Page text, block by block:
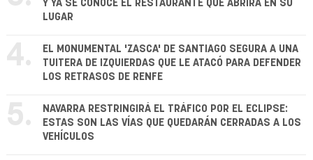
Y YA SE CONOCE EL RESTAURANTE QUE ABRIRÁ EN SU
LUGAR
4.
EL MONUMENTAL 'ZASCA' DE SANTIAGO SEGURA A UNA
TUITERA DE IZQUIERDAS QUE LE ATACÓ PARA DEFENDER
LOS RETRASOS DE RENFE
5.
NAVARRA RESTRINGIRÁ EL TRÁFICO POR EL ECLIPSE:
ESTAS SON LAS VÍAS QUE QUEDARÁN CERRADAS A LOS
VEHÍCULOS